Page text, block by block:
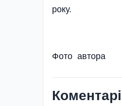
року.
Фото автора
Коментарі